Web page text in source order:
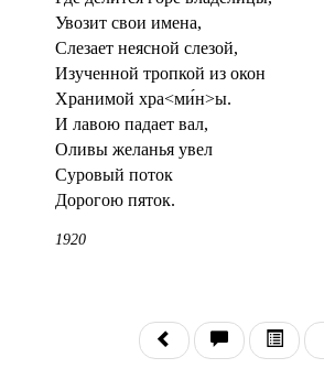
Увозит свои имена,
Слезает неясной слезой,
Изученной тропкой из окон
Хранимой хра<ми́н>ы.
И лавою падает вал,
Оливы желанья увел
Суровый поток
Дорогою пяток.
1920